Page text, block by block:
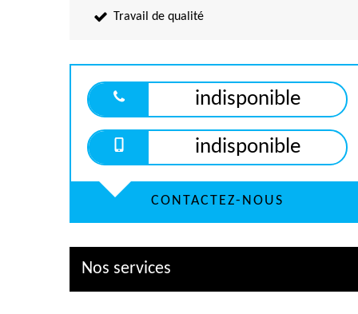
Travail de qualité
indisponible
indisponible
CONTACTEZ-NOUS
Nos services